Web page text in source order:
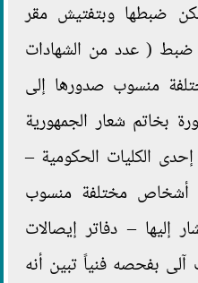
ضبطها وبتفتيش مقر
ضبط ( عدد من الشهادات
منسوب صدورها إلى
بخاتم شعار الجمهورية
الكليات الحكومية –
أشخاص مختلفة منسوب
إليها – دفاتر إيصالات
بفحصه فنياً تبين أنه